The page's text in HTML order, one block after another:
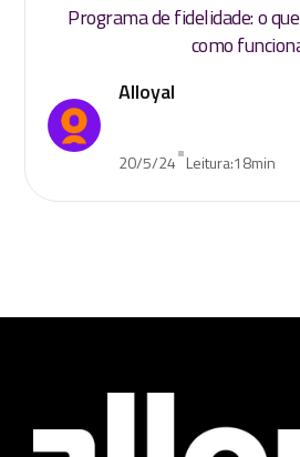
Programa de fidelidade: o
como
Alloyal
20/5/24•Leitura:18min